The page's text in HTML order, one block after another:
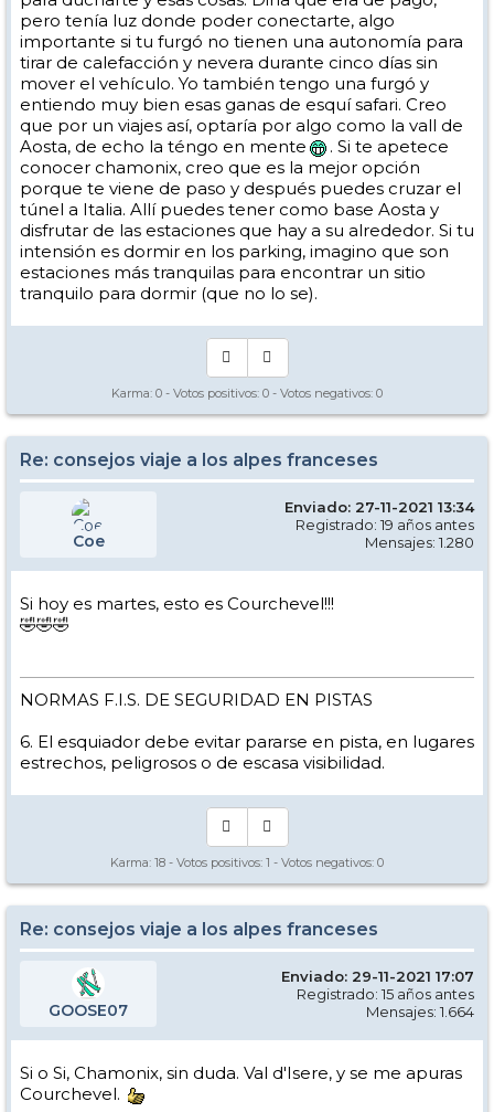
pero tenía luz donde poder conectarte, algo
importante si tu furgó no tienen una autonomía para
tirar de calefacción y nevera durante cinco días sin
mover el vehículo. Yo también tengo una furgó y
entiendo muy bien esas ganas de esquí safari. Creo
que por un viajes así, optaría por algo como la vall de
Aosta, de echo la téngo en mente
. Si te apetece
conocer chamonix, creo que es la mejor opción
porque te viene de paso y después puedes cruzar el
túnel a Italia. Allí puedes tener como base Aosta y
disfrutar de las estaciones que hay a su alrededor. Si tu
intensión es dormir en los parking, imagino que son
estaciones más tranquilas para encontrar un sitio
tranquilo para dormir (que no lo se).
Karma: 0 - Votos positivos: 0 - Votos negativos: 0
Re: consejos viaje a los alpes franceses
Coe
Enviado: 27-11-2021 13:34
Registrado: 19 años antes
Mensajes: 1.280
Si hoy es martes, esto es Courchevel!!!
🤣🤣🤣
NORMAS F.I.S. DE SEGURIDAD EN PISTAS
6. El esquiador debe evitar pararse en pista, en lugares
estrechos, peligrosos o de escasa visibilidad.
Karma: 18 - Votos positivos: 1 - Votos negativos: 0
Re: consejos viaje a los alpes franceses
GOOSE07
Enviado: 29-11-2021 17:07
Registrado: 15 años antes
Mensajes: 1.664
Si o Si, Chamonix, sin duda. Val d'Isere, y se me apuras
Courchevel.